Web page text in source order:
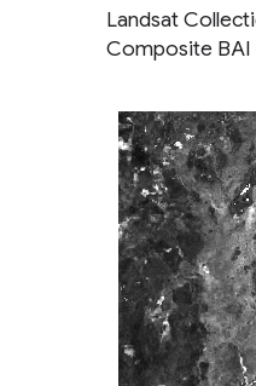
Landsat
Composite BAI